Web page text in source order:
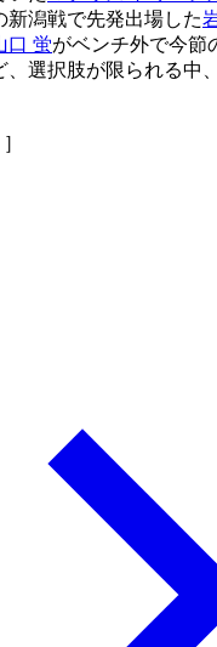
新潟戦で先発出場した
口 蛍がベンチ外で今節
、選択肢が限られる中